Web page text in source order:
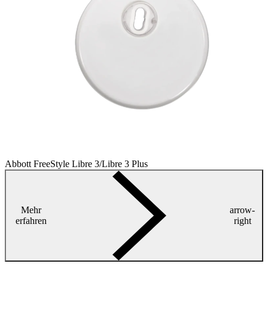
Abbott FreeStyle Libre 3/Libre 3 Plus
Mehr
erfahren
arrow-
right